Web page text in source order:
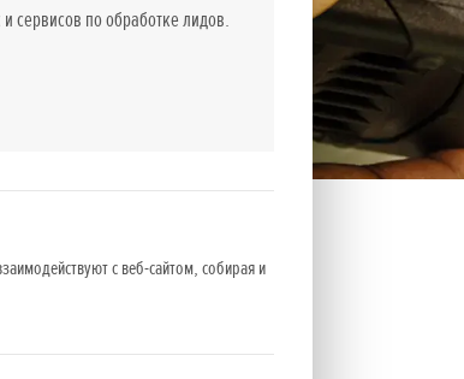
сервисов по обработке лидов.
с веб-сайтом, собирая и